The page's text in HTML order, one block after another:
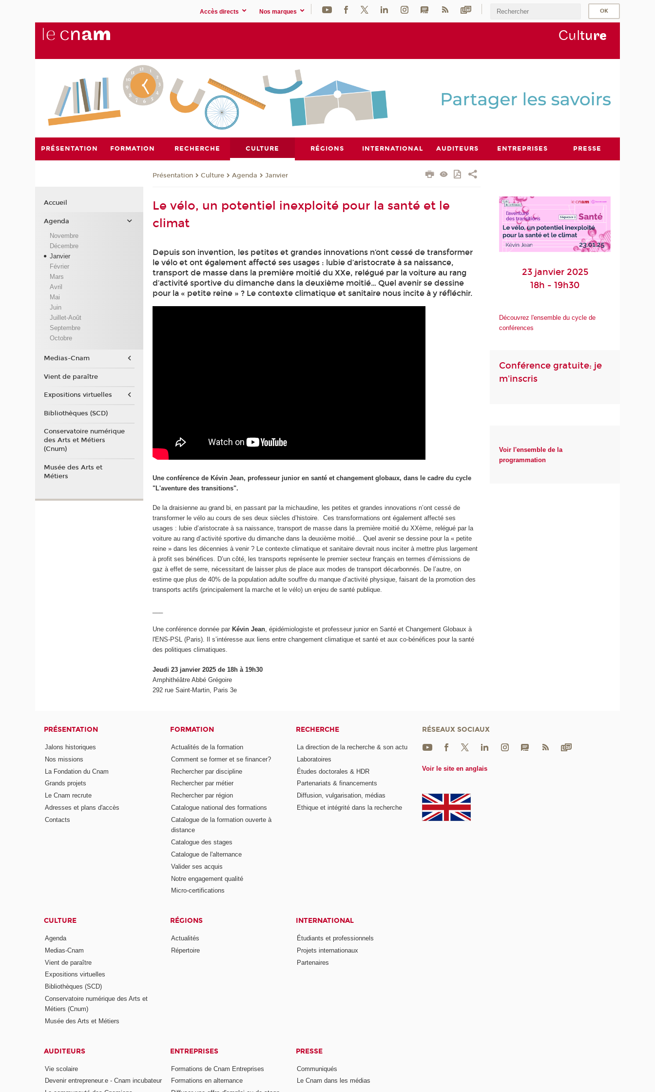
Accès directs Nos marques
Culture
PRÉSENTATION FORMATION RECHERCHE CULTURE RÉGIONS INTERNATIONAL AUDITEURS ENTREPRISES PRESSE
Présentation Culture Agenda Janvier
Le vélo, un potentiel inexploité pour la santé et le
climat
Depuis son invention, les petites et grandes innovations n’ont cessé de transformer
le vélo et ont également affecté ses usages : lubie d’aristocrate à sa naissance,
transport de masse dans la première moitié du XXe, relégué par la voiture au rang
d’activité sportive du dimanche dans la deuxième moitié… Quel avenir se dessine
pour la « petite reine » ? Le contexte climatique et sanitaire nous incite à y réfléchir.
Une conférence de Kévin Jean, professeur junior en santé et changement globaux, dans le cadre du cycle
"L'aventure des transitions".
De la draisienne au grand bi, en passant par la michaudine, les petites et grandes innovations n’ont cessé de
transformer le vélo au cours de ses deux siècles d’histoire. Ces transformations ont également affecté ses
usages : lubie d’aristocrate à sa naissance, transport de masse dans la première moitié du XXème, relégué par la
voiture au rang d’activité sportive du dimanche dans la deuxième moitié… Quel avenir se dessine pour la « petite
reine » dans les décennies à venir ? Le contexte climatique et sanitaire devrait nous inciter à mettre plus largement
à profit ses bénéfices. D’un côté, les transports représente le premier secteur français en termes d’émissions de
gaz à effet de serre, nécessitant de laisser plus de place aux modes de transport décarbonnés. De l’autre, on
estime que plus de 40% de la population adulte souffre du manque d’activité physique, faisant de la promotion des
transports actifs (principalement la marche et le vélo) un enjeu de santé publique.
Une conférence donnée par Kévin Jean, épidémiologiste et professeur junior en Santé et Changement Globaux à
l'ENS-PSL (Paris). Il s’intéresse aux liens entre changement climatique et santé et aux co-bénéfices pour la santé
des politiques climatiques.
Jeudi 23 janvier 2025 de 18h à 19h30
Amphithéâtre Abbé Grégoire
292 rue Saint-Martin, Paris 3e
23 janvier 2025
18h - 19h30
Découvrez l'ensemble du cycle de
conférences
Conférence gratuite: je
m'inscris
Voir l'ensemble de la
programmation
Accueil
Agenda
Novembre
Décembre
Janvier
Février
Mars
Avril
Mai
Juin
Juillet-Août
Septembre
Octobre
Medias-Cnam
Vient de paraître
Expositions virtuelles
Bibliothèques (SCD)
Conservatoire numérique
des Arts et Métiers
(Cnum)
Musée des Arts et
Métiers
PRÉSENTATION
Jalons historiques
Nos missions
La Fondation du Cnam
Grands projets
Le Cnam recrute
Adresses et plans d'accès
Contacts
FORMATION
Actualités de la formation
Comment se former et se financer?
Rechercher par discipline
Rechercher par métier
Rechercher par région
Catalogue national des formations
Catalogue de la formation ouverte à
distance
Catalogue des stages
Catalogue de l'alternance
Valider ses acquis
Notre engagement qualité
Micro-certifications
RECHERCHE
La direction de la recherche & son actu
Laboratoires
Études doctorales & HDR
Partenariats & financements
Diffusion, vulgarisation, médias
Ethique et intégrité dans la recherche
CULTURE
Agenda
Medias-Cnam
Vient de paraître
Expositions virtuelles
Bibliothèques (SCD)
Conservatoire numérique des Arts et
Métiers (Cnum)
Musée des Arts et Métiers
RÉGIONS
Actualités
Répertoire
INTERNATIONAL
Étudiants et professionnels
Projets internationaux
Partenaires
AUDITEURS
Vie scolaire
Devenir entrepreneur.e - Cnam incubateur
ENTREPRISES
Formations de Cnam Entreprises
Formations en alternance
PRESSE
Communiqués
Le Cnam dans les médias
RÉSEAUX SOCIAUX
Voir le site en anglais